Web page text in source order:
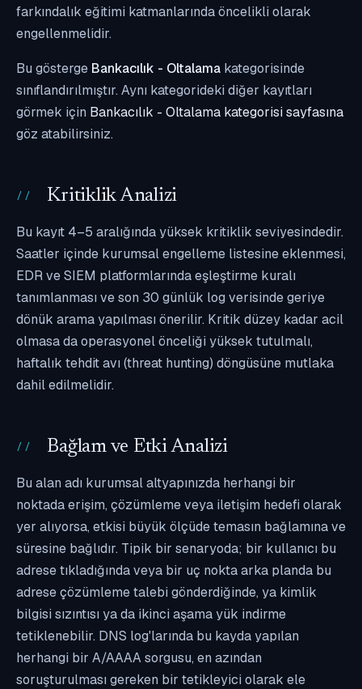
farkındalık eğitimi katmanlarında öncelikli olarak
engellenmelidir.
Bu gösterge Bankacılık - Oltalama kategorisinde
sınıflandırılmıştır. Aynı kategorideki diğer kayıtları
görmek için Bankacılık - Oltalama kategorisi sayfasına
göz atabilirsiniz.
Kritiklik Analizi
Bu kayıt 4–5 aralığında yüksek kritiklik seviyesindedir.
Saatler içinde kurumsal engelleme listesine eklenmesi,
EDR ve SIEM platformlarında eşleştirme kuralı
tanımlanması ve son 30 günlük log verisinde geriye
dönük arama yapılması önerilir. Kritik düzey kadar acil
olmasa da operasyonel önceliği yüksek tutulmalı,
haftalık tehdit avı (threat hunting) döngüsüne mutlaka
dahil edilmelidir.
Bağlam ve Etki Analizi
Bu alan adı kurumsal altyapınızda herhangi bir
noktada erişim, çözümleme veya iletişim hedefi olarak
yer alıyorsa, etkisi büyük ölçüde temasın bağlamına ve
süresine bağlıdır. Tipik bir senaryoda; bir kullanıcı bu
adrese tıkladığında veya bir uç nokta arka planda bu
adrese çözümleme talebi gönderdiğinde, ya kimlik
bilgisi sızıntısı ya da ikinci aşama yük indirme
tetiklenebilir. DNS log'larında bu kayda yapılan
herhangi bir A/AAAA sorgusu, en azından
soruşturulması gereken bir tetikleyici olarak ele